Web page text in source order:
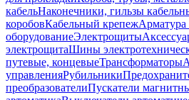
кабельНаконечники, гильзы
коробовКабельный крепеж
оборудованиеЭлектрощиты
электрощитаШины
путевые, концевыеТрансформаторы
управленияРубильники
преобразователиПускатели